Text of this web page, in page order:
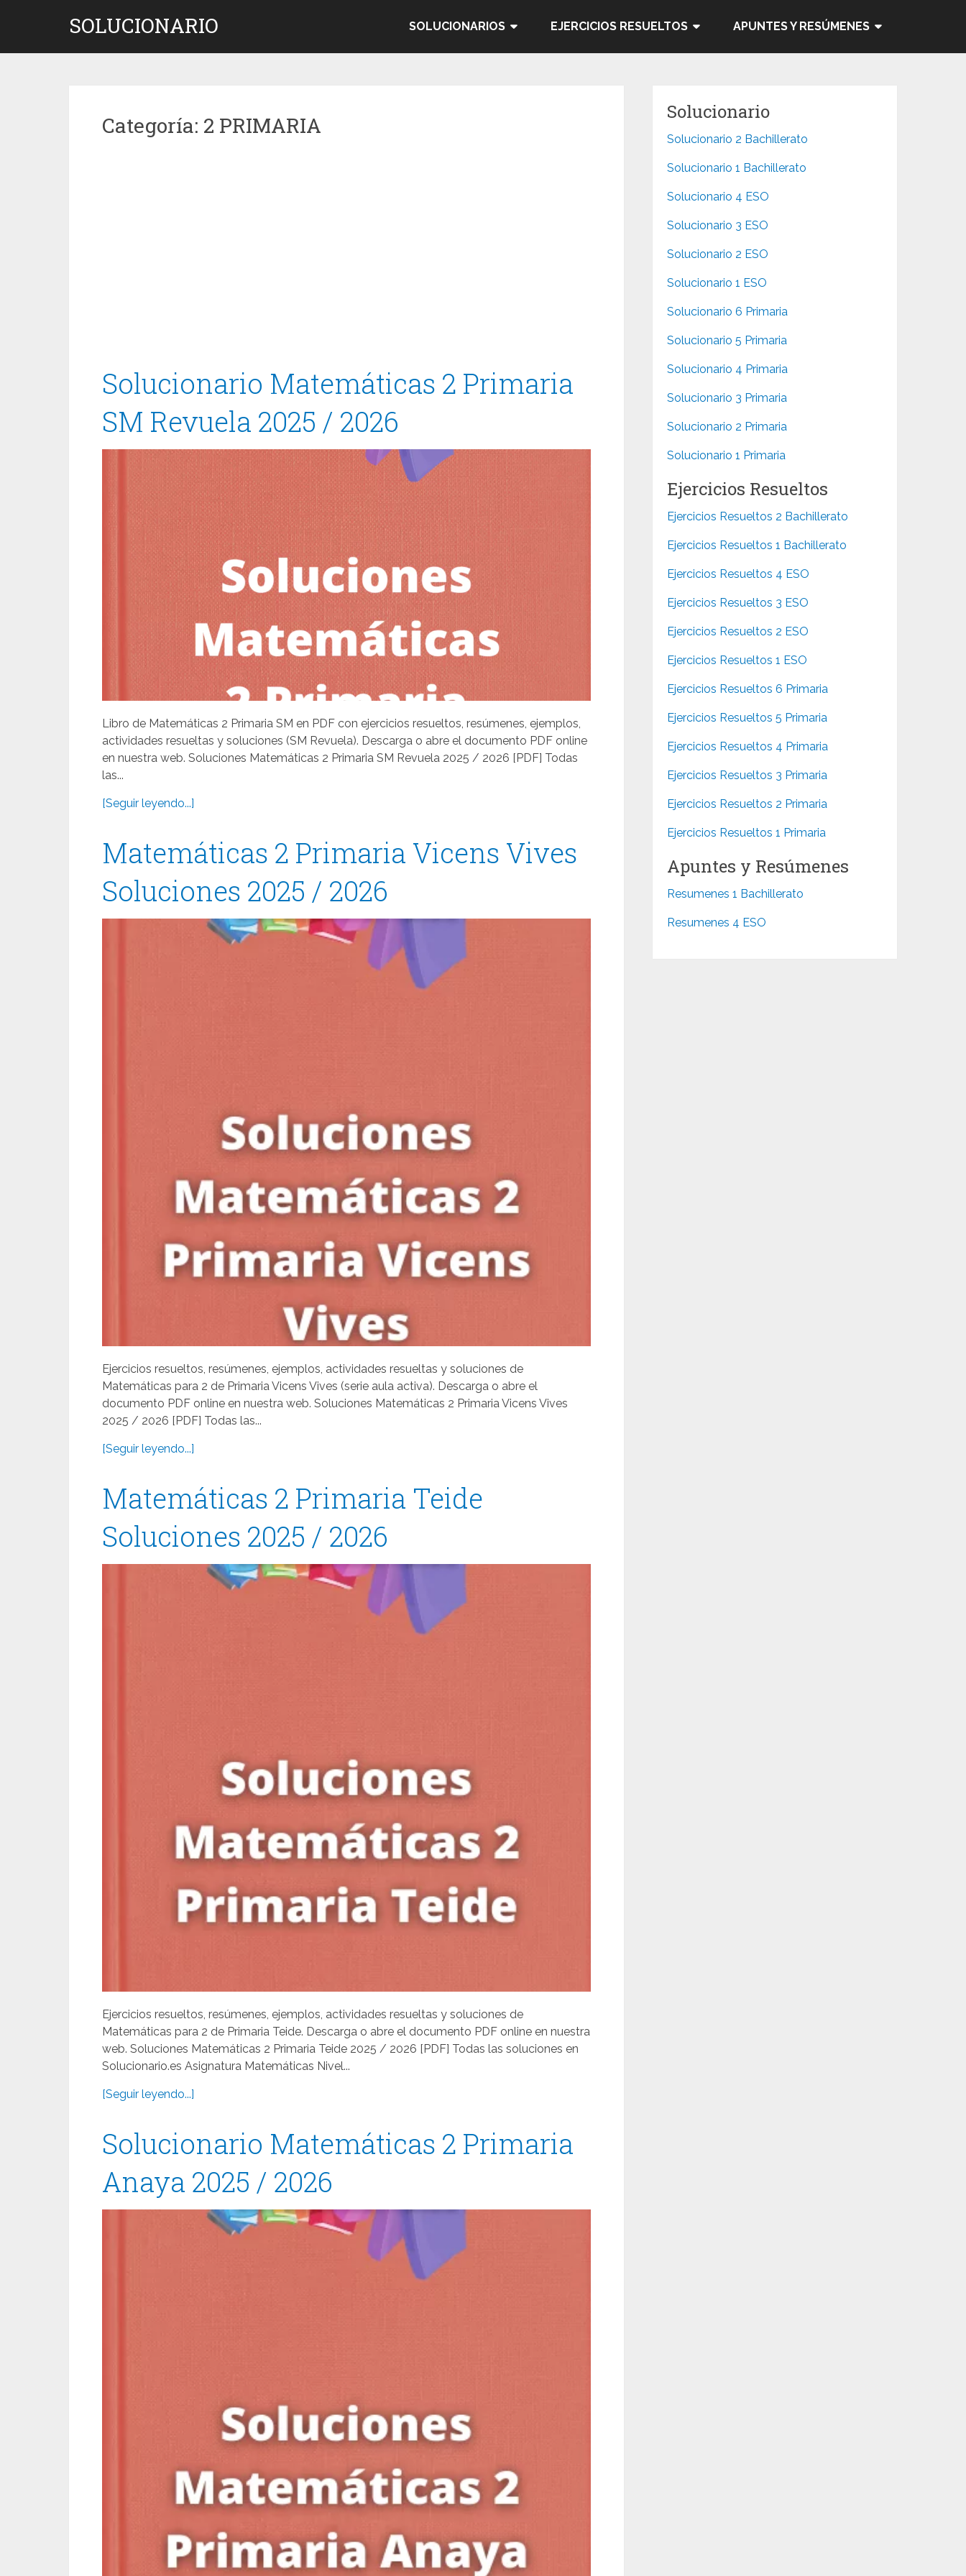
SOLUCIONARIO SOLUCIONARIOS EJERCICIOS RESUELTOS APUNTES Y RESÚMENES
Categoría: 2 PRIMARIA
Solucionario Matemáticas 2 Primaria
SM Revuela 2025 / 2026
Libro de Matemáticas 2 Primaria SM en PDF con ejercicios resueltos, resúmenes, ejemplos,
actividades resueltas y soluciones (SM Revuela). Descarga o abre el documento PDF online
en nuestra web. Soluciones Matemáticas 2 Primaria SM Revuela 2025 / 2026 [PDF] Todas
las...
[Seguir leyendo...]
Matemáticas 2 Primaria Vicens Vives
Soluciones 2025 / 2026
Ejercicios resueltos, resúmenes, ejemplos, actividades resueltas y soluciones de
Matemáticas para 2 de Primaria Vicens Vives (serie aula activa). Descarga o abre el
documento PDF online en nuestra web. Soluciones Matemáticas 2 Primaria Vicens Vives
2025 / 2026 [PDF] Todas las...
[Seguir leyendo...]
Matemáticas 2 Primaria Teide
Soluciones 2025 / 2026
Ejercicios resueltos, resúmenes, ejemplos, actividades resueltas y soluciones de
Matemáticas para 2 de Primaria Teide. Descarga o abre el documento PDF online en nuestra
web. Soluciones Matemáticas 2 Primaria Teide 2025 / 2026 [PDF] Todas las soluciones en
Solucionario.es Asignatura Matemáticas Nivel...
[Seguir leyendo...]
Solucionario Matemáticas 2 Primaria
Anaya 2025 / 2026
Solucionario
Solucionario 2 Bachillerato
Solucionario 1 Bachillerato
Solucionario 4 ESO
Solucionario 3 ESO
Solucionario 2 ESO
Solucionario 1 ESO
Solucionario 6 Primaria
Solucionario 5 Primaria
Solucionario 4 Primaria
Solucionario 3 Primaria
Solucionario 2 Primaria
Solucionario 1 Primaria
Ejercicios Resueltos
Ejercicios Resueltos 2 Bachillerato
Ejercicios Resueltos 1 Bachillerato
Ejercicios Resueltos 4 ESO
Ejercicios Resueltos 3 ESO
Ejercicios Resueltos 2 ESO
Ejercicios Resueltos 1 ESO
Ejercicios Resueltos 6 Primaria
Ejercicios Resueltos 5 Primaria
Ejercicios Resueltos 4 Primaria
Ejercicios Resueltos 3 Primaria
Ejercicios Resueltos 2 Primaria
Ejercicios Resueltos 1 Primaria
Apuntes y Resúmenes
Resumenes 1 Bachillerato
Resumenes 4 ESO